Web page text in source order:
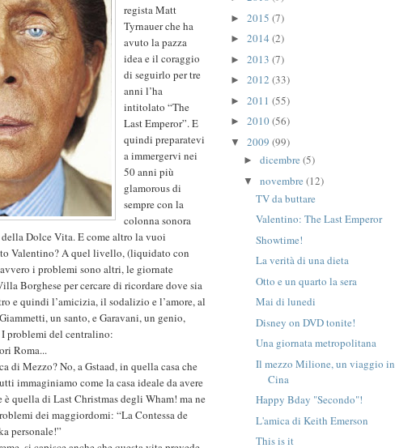
regista Matt
Tyrnauer che ha
avuto la pazza
idea e il coraggio
di seguirlo per tre
anni l’ha
intitolato “The
Last Emperor”. E
quindi preparatevi
a immergervi nei
50 anni più
glamorous di
sempre con la
colonna sonora
Dolce Vita. E come altro la vuoi
Valentino? A quel livello, (liquidato con
i problemi sono altri, le giornate
Borghese per cercare di ricordare dove sia
e quindi l’amicizia, il sodalizio e l’amore, al
un santo, e Garavani, un genio,
problemi del centralino:
Roma...
di Mezzo? No, a Gstaad, in quella casa che
immaginiamo come la casa ideale da avere
quella di Last Christmas degli Wham! ma ne
dei maggiordomi: “La Contessa de
personale!”
► 2015 (7)
► 2014 (2)
► 2013 (7)
► 2012 (33)
► 2011 (55)
► 2010(56)
▼ 2009 (99)
► dicembre (5)
▼ novembre (12)
TV da buttare
Valentino: The Last Emperor
Showtime!
La verità di una dieta
Otto e un quarto la sera
Mai di lunedi
Disney on DVD tonite!
Una giornata metropolitana
Il mezzo Milione, un viaggio in
Cina
Happy Bday "Secondo"!
L'amica di Keith Emerson
This is it